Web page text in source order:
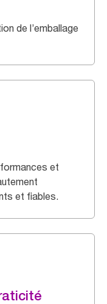
de l’emballage
et
et fiables.